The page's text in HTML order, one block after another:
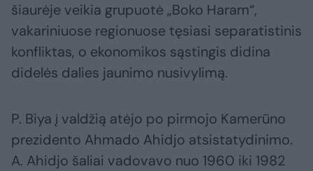
šiaurėje veikia grupuotė „Boko Haram“,
vakariniuose regionuose tęsiasi separatistinis
konfliktas, o ekonomikos sąstingis didina
didelės dalies jaunimo nusivylimą.
P. Biya į valdžią atėjo po pirmojo Kamerūno
prezidento Ahmado Ahidjo atsistatydinimo.
A. Ahidjo šaliai vadovavo nuo 1960 iki 1982